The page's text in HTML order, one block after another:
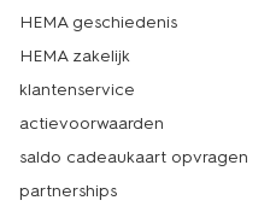
HEMA geschiedenis
HEMA zakelijk
klantenservice
actievoorwaarden
saldo cadeaukaart opvragen
partnerships